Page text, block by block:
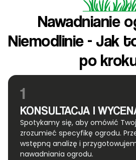
Nawadnianie
Niemodlinie - Jak
po
1
KONSULTACJA I
Spotykamy się, aby omówić
zrozumieć specyfikę ogrodu.
wstępną analizę i
nawadniania ogrodu.